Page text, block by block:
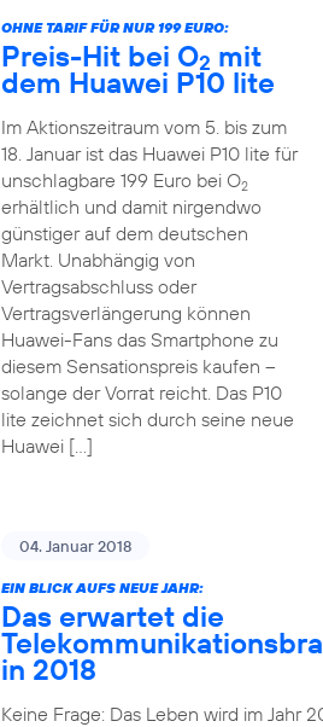
OHNE TARIF FÜR NUR 199 EURO:
Preis-Hit bei O2 mit
dem Huawei P10 lite
Im Aktionszeitraum vom 5. bis zum
18. Januar ist das Huawei P10 lite für
unschlagbare 199 Euro bei O2
erhältlich und damit nirgendwo
günstiger auf dem deutschen
Markt. Unabhängig von
Vertragsabschluss oder
Vertragsverlängerung können
Huawei-Fans das Smartphone zu
diesem Sensationspreis kaufen –
solange der Vorrat reicht. Das P10
lite zeichnet sich durch seine neue
Huawei […]
04. Januar 2018
EIN BLICK AUFS NEUE JAHR:
Das erwartet die
in 2018
Keine Frage: Das Leben wird im Jahr